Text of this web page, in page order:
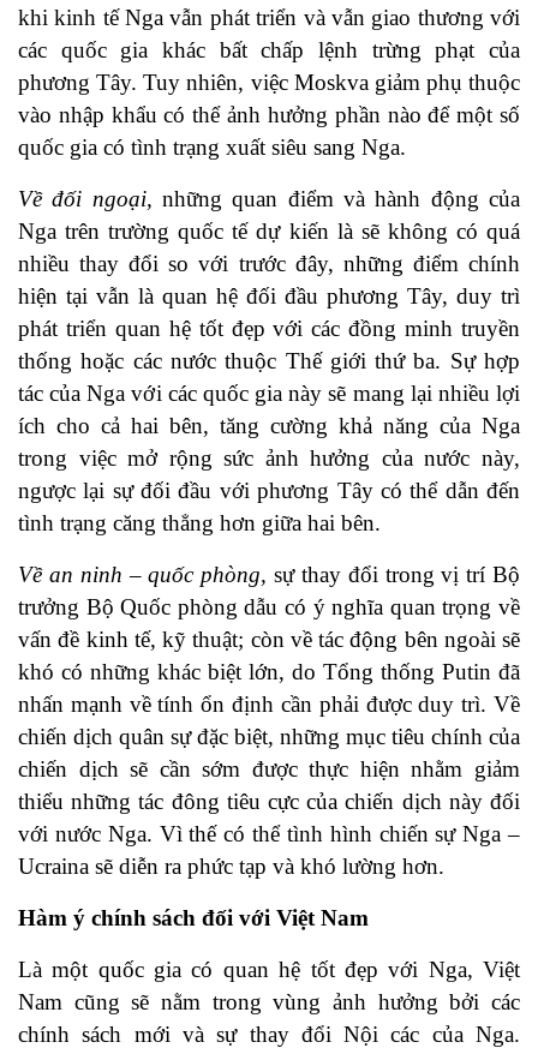
khi kinh tế Nga vẫn phát triển và vẫn giao thương với
các quốc gia khác bất chấp lệnh trừng phạt của
phương Tây. Tuy nhiên, việc Moskva giảm phụ thuộc
vào nhập khẩu có thể ảnh hưởng phần nào để một số
quốc gia có tình trạng xuất siêu sang Nga.
Về đối ngoại, những quan điểm và hành động của
Nga trên trường quốc tế dự kiến là sẽ không có quá
nhiều thay đổi so với trước đây, những điểm chính
hiện tại vẫn là quan hệ đối đầu phương Tây, duy trì
phát triển quan hệ tốt đẹp với các đồng minh truyền
thống hoặc các nước thuộc Thế giới thứ ba. Sự hợp
tác của Nga với các quốc gia này sẽ mang lại nhiều lợi
ích cho cả hai bên, tăng cường khả năng của Nga
trong việc mở rộng sức ảnh hưởng của nước này,
ngược lại sự đối đầu với phương Tây có thể dẫn đến
tình trạng căng thẳng hơn giữa hai bên.
Về an ninh – quốc phòng, sự thay đổi trong vị trí Bộ
trưởng Bộ Quốc phòng dẫu có ý nghĩa quan trọng về
vấn đề kinh tế, kỹ thuật; còn về tác động bên ngoài sẽ
khó có những khác biệt lớn, do Tổng thống Putin đã
nhấn mạnh về tính ổn định cần phải được duy trì. Về
chiến dịch quân sự đặc biệt, những mục tiêu chính của
chiến dịch sẽ cần sớm được thực hiện nhằm giảm
thiểu những tác đông tiêu cực của chiến dịch này đối
với nước Nga. Vì thế có thể tình hình chiến sự Nga –
Ucraina sẽ diễn ra phức tạp và khó lường hơn.
Hàm ý chính sách đối với Việt Nam
Là một quốc gia có quan hệ tốt đẹp với Nga, Việt
Nam cũng sẽ nằm trong vùng ảnh hưởng bởi các
chính sách mới và sự thay đổi Nội các của Nga.